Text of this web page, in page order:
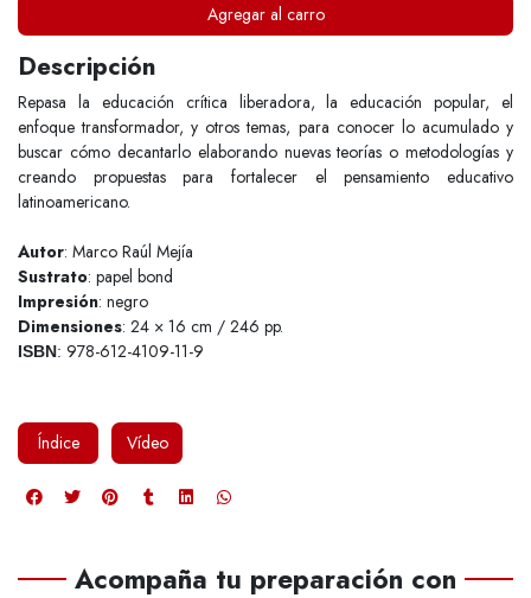
Agregar al carro
Descripción
Repasa la educación crítica liberadora, la educación popular, el
enfoque transformador, y otros temas, para conocer lo acumulado y
buscar cómo decantarlo elaborando nuevas teorías o metodologías y
creando propuestas para fortalecer el pensamiento educativo
latinoamericano.
Autor: Marco Raúl Mejía
Sustrato: papel bond
Impresión: negro
Dimensiones: 24 × 16 cm / 246 pp.
ISBN: 978-612-4109-11-9
Índice Vídeo
Acompaña tu preparación con